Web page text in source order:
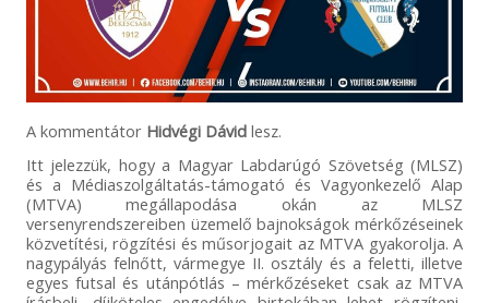
A kommentátor Hidvégi Dávidlesz.
Itt jelezzük, hogy a Magyar Labdarúgó Szövetség (MLSZ)
és a Médiaszolgáltatás-támogató és Vagyonkezelő Alap
(MTVA) megállapodása okán az MLSZ
versenyrendszereiben üzemelő bajnokságok mérkőzéseinek
közvetítési, rögzítési és műsorjogait az MTVA gyakorolja. A
nagypályás felnőtt, vármegye II. osztály és a feletti, illetve
egyes futsal és utánpótlás – mérkőzéseket csak az MTVA